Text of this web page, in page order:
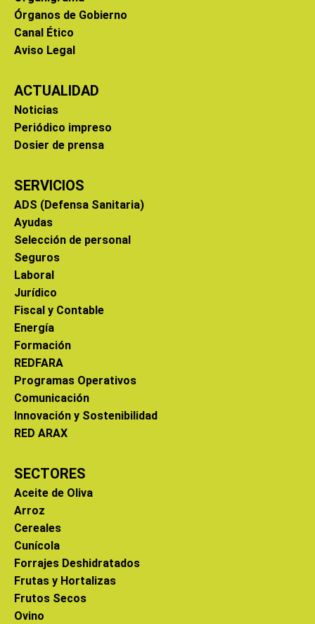
Órganos de Gobierno
Canal Ético
Aviso Legal
ACTUALIDAD
Noticias
Periódico impreso
Dosier de prensa
SERVICIOS
ADS (Defensa Sanitaria)
Ayudas
Selección de personal
Seguros
Laboral
Jurídico
Fiscal y Contable
Energía
Formación
REDFARA
Programas Operativos
Comunicación
Innovación y Sostenibilidad
RED ARAX
SECTORES
Aceite de Oliva
Arroz
Cereales
Cunícola
Forrajes Deshidratados
Frutas y Hortalizas
Frutos Secos
Ovino